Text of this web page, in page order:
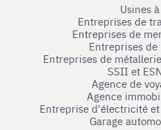
Usines
Entreprises de
Entreprises de
Entreprises de
Entreprises de
SSII et
Agence de
Agence
Entreprise d'électricité
Garage